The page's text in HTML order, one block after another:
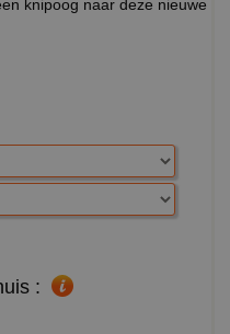
knipoog naar deze nieuwe
: